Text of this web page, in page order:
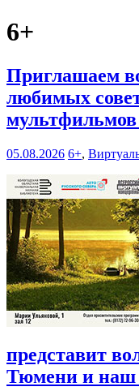
6+
Приглашаем
любимых
мультфильмов
05.08.2026 6+,
представит
Тюмени и наш